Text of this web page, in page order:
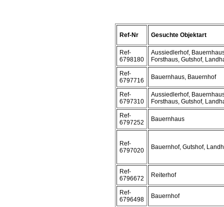
Ref-Nr Gesuchte Objektart
Ref-
6798180
Aussiedlerhof,
Forsthaus, Gutshof,
Ref-
6797716
Bauernhaus, Bauernhof
Ref-
6797310
Aussiedlerhof,
Forsthaus, Gutshof,
Ref-
6797252
Bauernhaus
Ref-
6797020
Bauernhof, Gutshof,
Ref-
6796672
Reiterhof
Ref-
6796498
Bauernhof